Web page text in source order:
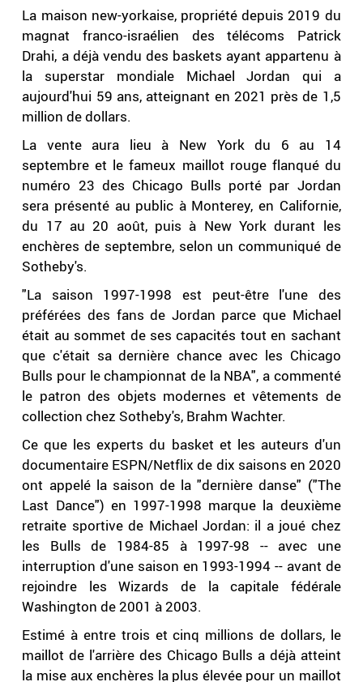
La maison new-yorkaise, propriété depuis 2019 du
magnat franco-israélien des télécoms Patrick
Drahi, a déjà vendu des baskets ayant appartenu à
la superstar mondiale Michael Jordan qui a
aujourd'hui 59 ans, atteignant en 2021 près de 1,5
million de dollars.
La vente aura lieu à New York du 6 au 14
septembre et le fameux maillot rouge flanqué du
numéro 23 des Chicago Bulls porté par Jordan
sera présenté au public à Monterey, en Californie,
du 17 au 20 août, puis à New York durant les
enchères de septembre, selon un communiqué de
Sotheby's.
"La saison 1997-1998 est peut-être l'une des
préférées des fans de Jordan parce que Michael
était au sommet de ses capacités tout en sachant
que c'était sa dernière chance avec les Chicago
Bulls pour le championnat de la NBA", a commenté
le patron des objets modernes et vêtements de
collection chez Sotheby's, Brahm Wachter.
Ce que les experts du basket et les auteurs d'un
documentaire ESPN/Netflix de dix saisons en 2020
ont appelé la saison de la "dernière danse" ("The
Last Dance") en 1997-1998 marque la deuxième
retraite sportive de Michael Jordan: il a joué chez
les Bulls de 1984-85 à 1997-98 -- avec une
interruption d'une saison en 1993-1994 -- avant de
rejoindre les Wizards de la capitale fédérale
Washington de 2001 à 2003.
Estimé à entre trois et cinq millions de dollars, le
maillot de l'arrière des Chicago Bulls a déjà atteint
la mise aux enchères la plus élevée pour un maillot